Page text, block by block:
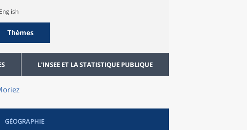
English
Thèmes
L'INSEE ET LA STATISTIQUE PUBLIQUE
GÉOGRAPHIE